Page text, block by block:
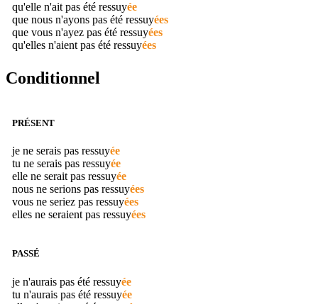
qu'elle n'ait pas été ressuyée
que nous n'ayons pas été ressuyées
que vous n'ayez pas été ressuyées
qu'elles n'aient pas été ressuyées
Conditionnel
PRÉSENT
je ne serais pas ressuyée
tu ne serais pas ressuyée
elle ne serait pas ressuyée
nous ne serions pas ressuyées
vous ne seriez pas ressuyées
elles ne seraient pas ressuyées
PASSÉ
je n'aurais pas été ressuyée
tu n'aurais pas été ressuyée